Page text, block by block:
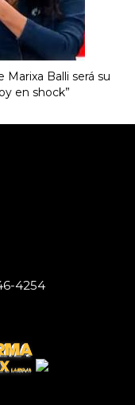
Balli será su
en shock”
4254